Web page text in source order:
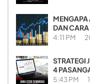
MENGAPA
DAN
4:11 PM
STRATEGI
4
5:43 PM